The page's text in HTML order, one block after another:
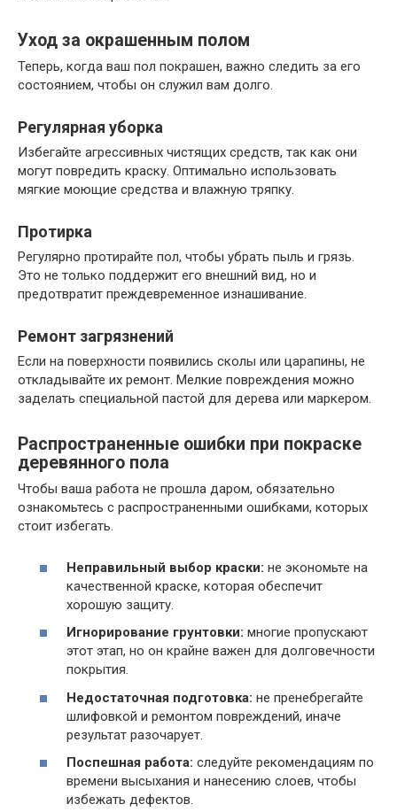
Уход за окрашенным полом
Теперь, когда ваш пол покрашен, важно следить за его
состоянием, чтобы он служил вам долго.
Регулярная уборка
Избегайте агрессивных чистящих средств, так как они
могут повредить краску. Оптимально использовать
мягкие моющие средства и влажную тряпку.
Протирка
Регулярно протирайте пол, чтобы убрать пыль и грязь.
Это не только поддержит его внешний вид, но и
предотвратит преждевременное изнашивание.
Ремонт загрязнений
Если на поверхности появились сколы или царапины, не
откладывайте их ремонт. Мелкие повреждения можно
заделать специальной пастой для дерева или маркером.
Распространенные ошибки при покраске
деревянного пола
Чтобы ваша работа не прошла даром, обязательно
ознакомьтесь с распространенными ошибками, которых
стоит избегать.
Неправильный выбор краски: не экономьте на
качественной краске, которая обеспечит
хорошую защиту.
Игнорирование грунтовки: многие пропускают
этот этап, но он крайне важен для долговечности
покрытия.
Недостаточная подготовка: не пренебрегайте
шлифовкой и ремонтом повреждений, иначе
результат разочарует.
Поспешная работа: следуйте рекомендациям по
времени высыхания и нанесению слоев, чтобы
избежать дефектов.